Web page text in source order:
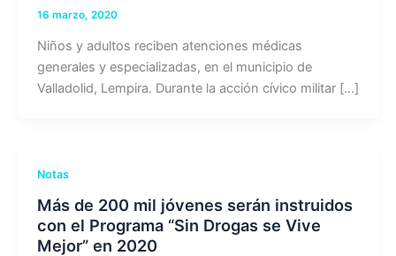
16 marzo, 2020
Niños y adultos reciben atenciones médicas
generales y especializadas, en el municipio de
Valladolid, Lempira. Durante la acción cívico militar […]
Notas
Más de 200 mil jóvenes serán instruidos
con el Programa “Sin Drogas se Vive
Mejor” en 2020